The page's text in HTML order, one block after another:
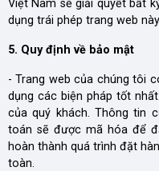
Việt Nam sẽ giải quyết bất
dụng trái phép trang web
5. Quy định về bảo mật
- Trang web của chúng tôi
dụng các biện pháp tốt
của quý khách. Thông tin
toán sẽ được mã hóa để
hoàn thành quá trình đặt
toàn.